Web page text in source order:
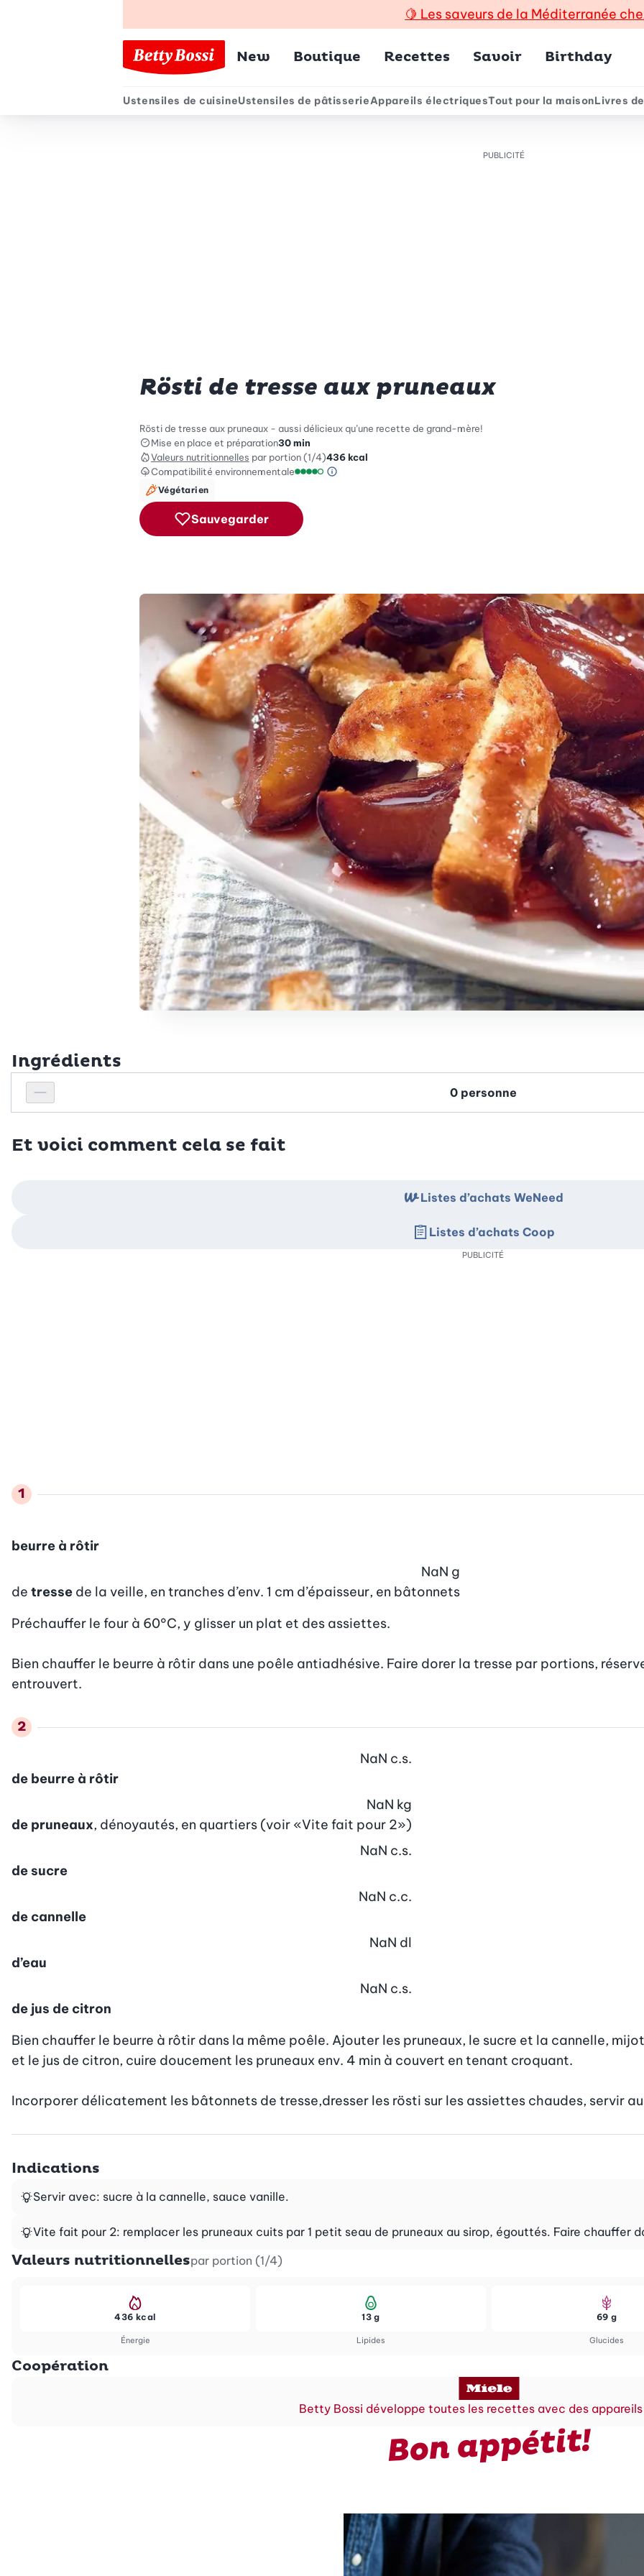
🍋 Les saveurs de la Méditerranée
Menu principal
New Boutique Recettes Savoir Birthday
Menu secondaire
Ustensiles de cuisineUstensiles de pâtisserieAppareils électriquesTout pour la maisonLivres
PUBLICITÉ
Rösti de tresse aux pruneaux
Rösti de tresse aux pruneaux - aussi délicieux qu’une recette de grand-mère!
Mise en place et préparation30 min
Valeurs nutritionnelles par portion (1/4)436 kcal
Compatibilité environnementale
Information sur l’échelle Green Betty
Végétarien
Sauvegarder
Ingrédients
Réduire le nombre de personnes
Personnes
Et voici comment cela se fait
beurre à rôtir
de tresse de la veille, en tranches d’env. 1 cm d’épaisseur, en bâtonnets
NaN g
Préchauffer le four à 60°C, y glisser un plat et des assiettes.
Bien chauffer le beurre à rôtir dans une poêle antiadhésive. Faire dorer la tresse par portions,
entrouvert.
de beurre à rôtir
NaN c.s.
de pruneaux, dénoyautés, en quartiers (voir «Vite fait pour 2»)
NaN kg
de sucre
NaN c.s.
de cannelle
NaN c.c.
d’eau
NaN dl
de jus de citron
NaN c.s.
Bien chauffer le beurre à rôtir dans la même poêle. Ajouter les pruneaux, le sucre et la cannelle,
et le jus de citron, cuire doucement les pruneaux env. 4 min à couvert en tenant croquant.
Incorporer délicatement les bâtonnets de tresse,dresser les rösti sur les assiettes chaudes, servir
Listes d’achats WeNeed
Listes d’achats Coop
PUBLICITÉ
Indications
Servir avec: sucre à la cannelle, sauce vanille.
Vite fait pour 2: remplacer les pruneaux cuits par 1 petit seau de pruneaux au sirop, égouttés. Faire chauffer
Valeurs nutritionnellespar portion (1/4)
Énergie
436 kcal
Lipides
13 g
Glucides
69 g
Coopération
Betty Bossi développe toutes les recettes avec des
Bon appétit!